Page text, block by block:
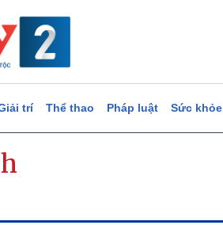
trí Thể thao Pháp luật Sức khỏe